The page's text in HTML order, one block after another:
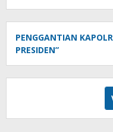
PENGGANTIAN
PRESIDEN”